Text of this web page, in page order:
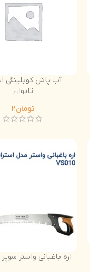
آب پاش کوبلینگی
تایوان
تومان2
اره باغبانی واستر